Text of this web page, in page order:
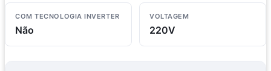
COM TECNOLOGIA INVERTER
Não
VOLTAGEM
220V